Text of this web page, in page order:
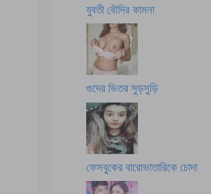
যুবতী বৌদির কামনা
গুদের ভিতর সুড়সুড়ি
ফেসবুকের বারোভাতারিকে চোদা